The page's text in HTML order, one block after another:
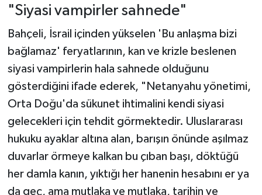
"Siyasi vampirler sahnede"
Bahçeli, İsrail içinden yükselen 'Bu anlaşma bizi
bağlamaz' feryatlarının, kan ve krizle beslenen
siyasi vampirlerin hala sahnede olduğunu
gösterdiğini ifade ederek, "Netanyahu yönetimi,
Orta Doğu'da sükunet ihtimalini kendi siyasi
gelecekleri için tehdit görmektedir. Uluslararası
hukuku ayaklar altına alan, barışın önünde aşılmaz
duvarlar örmeye kalkan bu çıban başı, döktüğü
her damla kanın, yıktığı her hanenin hesabını er ya
da geç, ama mutlaka ve mutlaka, tarihin ve